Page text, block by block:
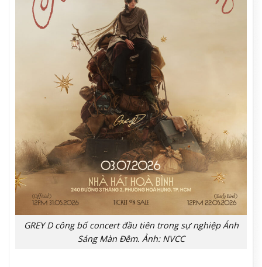
GREY D công bố concert đầu tiên trong sự nghiệp Ánh
Sáng Màn Đêm. Ảnh: NVCC